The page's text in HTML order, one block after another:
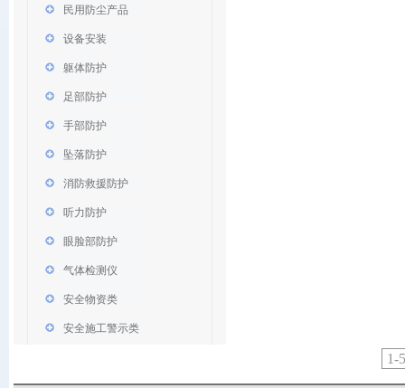
民用防尘产品
设备安装
躯体防护
足部防护
手部防护
坠落防护
消防救援防护
听力防护
眼脸部防护
气体检测仪
安全物资类
安全施工警示类
1-